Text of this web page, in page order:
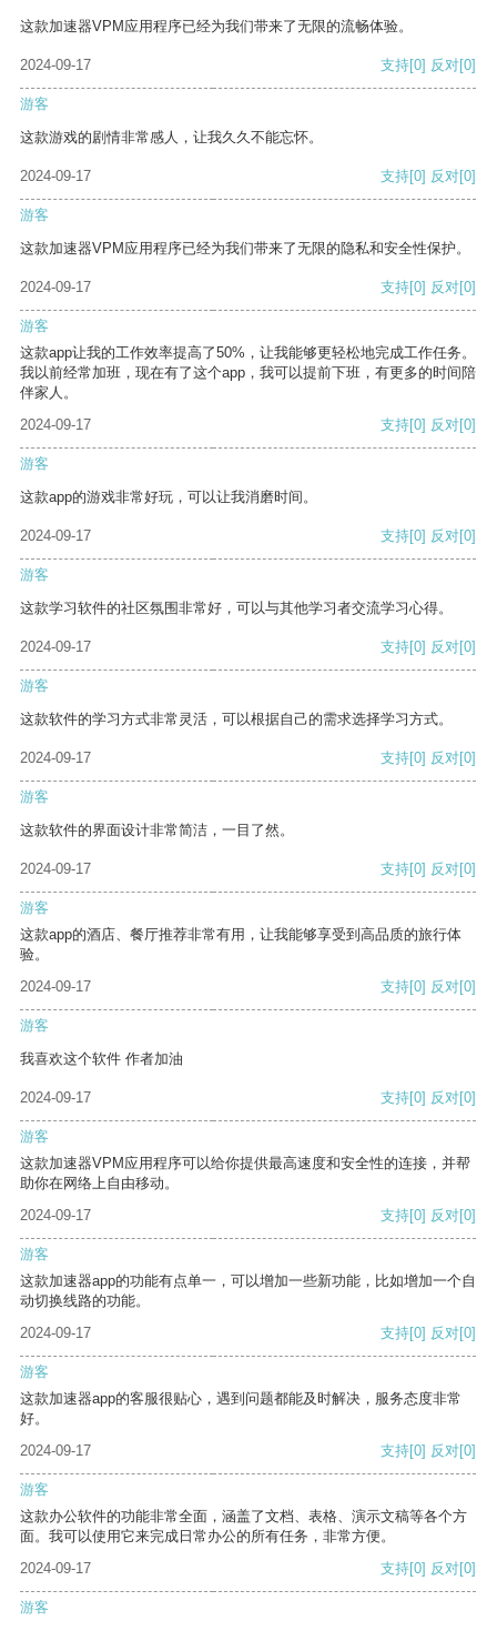
这款加速器VPM应用程序已经为我们带来了无限的流畅体验。
2024-09-17 支持[0] 反对[0]
游客
这款游戏的剧情非常感人，让我久久不能忘怀。
2024-09-17 支持[0] 反对[0]
游客
这款加速器VPM应用程序已经为我们带来了无限的隐私和安全性保护。
2024-09-17 支持[0] 反对[0]
游客
这款app让我的工作效率提高了50%，让我能够更轻松地完成工作任务。
我以前经常加班，现在有了这个app，我可以提前下班，有更多的时间陪
伴家人。
2024-09-17
支持[0] 反对[0]
游客
这款app的游戏非常好玩，可以让我消磨时间。
2024-09-17 支持[0] 反对[0]
游客
这款学习软件的社区氛围非常好，可以与其他学习者交流学习心得。
2024-09-17 支持[0] 反对[0]
游客
这款软件的学习方式非常灵活，可以根据自己的需求选择学习方式。
2024-09-17 支持[0] 反对[0]
游客
这款软件的界面设计非常简洁，一目了然。
2024-09-17 支持[0] 反对[0]
游客
这款app的酒店、餐厅推荐非常有用，让我能够享受到高品质的旅行体
验。
2024-09-17
支持[0] 反对[0]
游客
我喜欢这个软件 作者加油
2024-09-17 支持[0] 反对[0]
游客
这款加速器VPM应用程序可以给你提供最高速度和安全性的连接，并帮
助你在网络上自由移动。
2024-09-17
支持[0] 反对[0]
游客
这款加速器app的功能有点单一，可以增加一些新功能，比如增加一个自
动切换线路的功能。
2024-09-17
支持[0] 反对[0]
游客
这款加速器app的客服很贴心，遇到问题都能及时解决，服务态度非常
好。
2024-09-17
支持[0] 反对[0]
游客
这款办公软件的功能非常全面，涵盖了文档、表格、演示文稿等各个方
面。我可以使用它来完成日常办公的所有任务，非常方便。
2024-09-17
支持[0] 反对[0]
游客